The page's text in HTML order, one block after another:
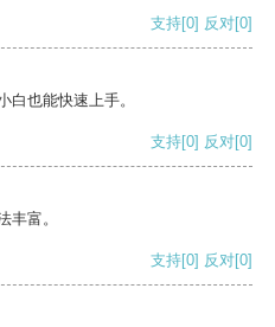
支持[0] 反对[0]
白也能快速上手。
支持[0] 反对[0]
丰富。
支持[0] 反对[0]